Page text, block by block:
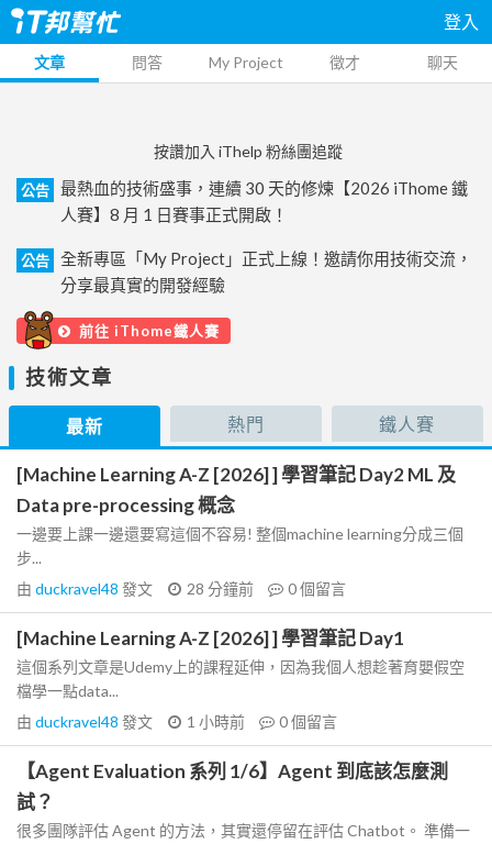
登入
文章 問答 My Project 徵才 聊天
按讚加入 iThelp 粉絲團追蹤
公告
最熱血的技術盛事，連續 30 天的修煉【2026 iThome 鐵
人賽】8 月 1 日賽事正式開啟！
公告
全新專區「My Project」正式上線！邀請你用技術交流，
分享最真實的開發經驗
前往 iThome鐵人賽
技術文章
最新 熱門 鐵人賽
[Machine Learning A-Z [2026] ] 學習筆記 Day2 ML 及
Data pre-processing 概念
一邊要上課一邊還要寫這個不容易! 整個machine learning分成三個
步...
由 duckravel48 發文 28 分鐘前 0個留言
[Machine Learning A-Z [2026] ] 學習筆記 Day1
這個系列文章是Udemy上的課程延伸，因為我個人想趁著育嬰假空
檔學一點data...
由 duckravel48 發文 1 小時前 0個留言
【Agent Evaluation 系列 1/6】Agent 到底該怎麼測
試？
很多團隊評估 Agent 的方法，其實還停留在評估 Chatbot。 準備一